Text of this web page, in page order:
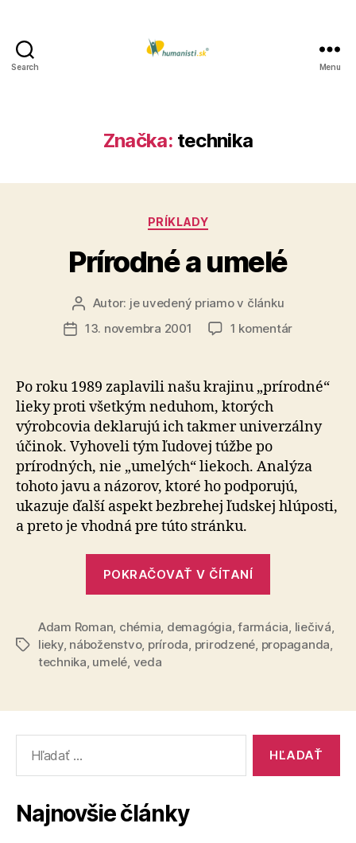
Search Menu
Značka: technika
Kategórie
PRÍKLADY
Prírodné a umelé
Autor
článku
Autor: je uvedený priamo v článku
Dátum
13. novembra 2001 1 komentárna
umelé
Po roku 1989 zaplavili našu krajinu „prírodné“
lieky proti všetkým neduhom, ktorých
výrobcovia deklarujú ich takmer univerzálny
účinok. Vyhoveli tým ľudovej túžbe po
prírodných, nie „umelých“ liekoch. Analýza
tohoto javu a názorov, ktoré ho podporujú,
ukazuje ďalší aspekt bezbrehej ľudskej hlúposti,
a preto je vhodná pre túto stránku.
POKRAČOVAŤ V ČÍTANÍ
Značky
Adam Roman, chémia, demagógia,farmácia, liečivá,
lieky, náboženstvo, príroda, prirodzené, propaganda,
technika, umelé, veda
Najnovšie články